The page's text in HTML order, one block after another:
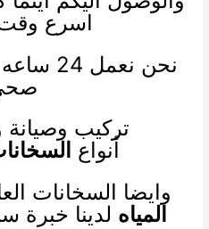
اسرع
نحن نعمل 24 ساعه في خدمتكم ,
تركيب
أنواع
وايضا السخانات
المياه لدينا خبرة